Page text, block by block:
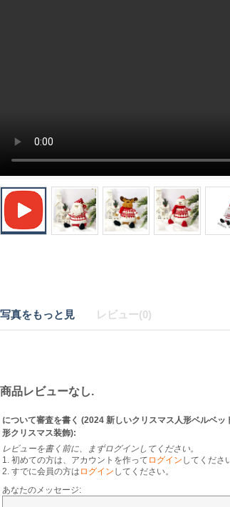
写真をもっと見 レビュー(0)
商品レビューなし.
について審査を書く (2024 新しいクリスマス人形ベルベッ
形クリスマス装飾):
レビューを書く前に、まずログインしてください。
1. 初めての方は、アカウントを作って ログイン してくださ
2. すでに会員の方は ログイン してください。
あなたのメッセージ: